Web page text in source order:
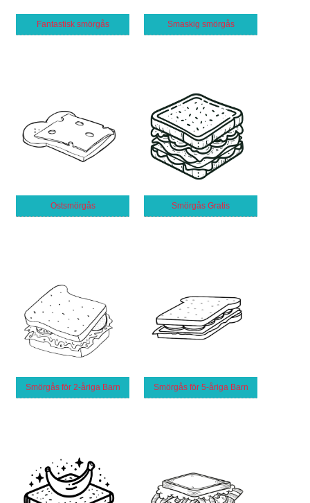
Fantastisk smörgås Smaskig smörgås
Ostsmörgås Smörgås Gratis
Smörgås för 2-åriga Barn Smörgås för 5-åriga Barn